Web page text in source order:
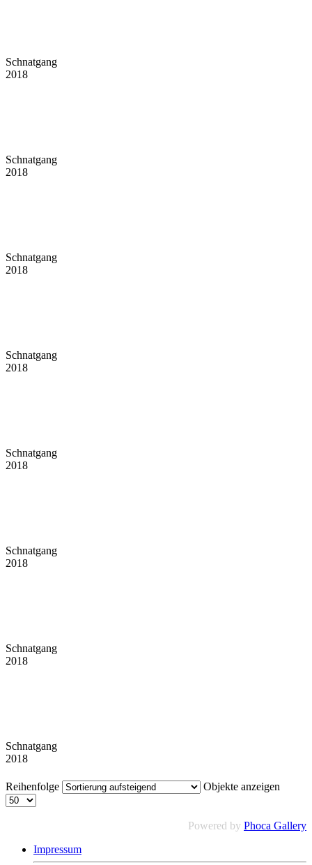
Schnatgang
2018
Schnatgang
2018
Schnatgang
2018
Schnatgang
2018
Schnatgang
2018
Schnatgang
2018
Schnatgang
2018
Schnatgang
2018
Reihenfolge Objekte anzeigen
Powered by Phoca Gallery
Impressum